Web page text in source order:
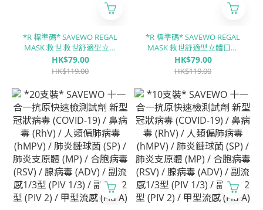
*R 標準碼* SAVEWO REGAL
MASK 救世 救世舒適型立體
口罩 淺沙「UPF30 + ASTM
LEVEL3 認證 」(30片獨立包
HK$79.00
HK$119.00
*R 標準碼* SAVEWO REGAL
MASK 救世舒適型立體口罩
日暮玫瑰「UPF30 + ASTM
LEVEL3 認證」(30片獨立包
HK$79.00
HK$119.00